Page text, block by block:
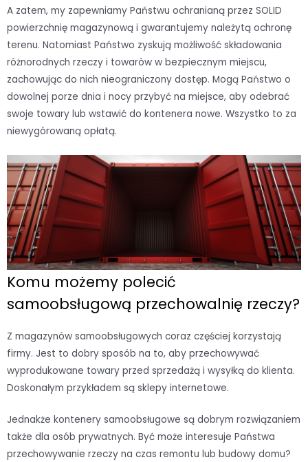
A zatem, my zapewniamy Państwu ochranianą przez SOLID
powierzchnię magazynową i gwarantujemy należytą ochronę
terenu. Natomiast Państwo zyskują możliwość składowania
różnorodnych rzeczy i towarów w bezpiecznym miejscu,
zachowując do nich nieograniczony dostęp. Mogą Państwo o
dowolnej porze dnia i nocy przybyć na miejsce, aby odebrać
swoje towary lub wstawić do kontenera nowe. Wszystko to za
niewygórowaną opłatą.
Komu możemy polecić
samoobsługową przechowalnię rzeczy?
Z magazynów samoobsługowych coraz częściej korzystają
firmy. Jest to dobry sposób na to, aby przechowywać
wyprodukowane towary przed sprzedażą i wysyłką do klienta.
Doskonałym przykładem są sklepy internetowe.
Jednakże kontenery samoobsługowe są dobrym rozwiązaniem
także dla osób prywatnych. Być może interesuje Państwa
przechowywanie rzeczy na czas remontu lub budowy domu?